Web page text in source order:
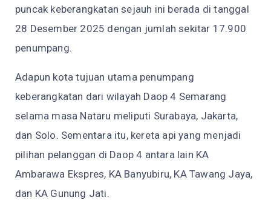
puncak keberangkatan sejauh ini berada di tanggal
28 Desember 2025 dengan jumlah sekitar 17.900
penumpang.
Adapun kota tujuan utama penumpang
keberangkatan dari wilayah Daop 4 Semarang
selama masa Nataru meliputi Surabaya, Jakarta,
dan Solo. Sementara itu, kereta api yang menjadi
pilihan pelanggan di Daop 4 antara lain KA
Ambarawa Ekspres, KA Banyubiru, KA Tawang Jaya,
dan KA Gunung Jati.